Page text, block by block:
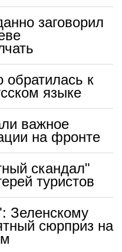
заговорил
обратилась к
языке
важное
на фронте
скандал"
туристов
Зеленскому
сюрприз на